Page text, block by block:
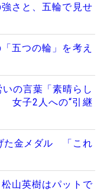
さと、五輪で見せ
五つの輪」を考え
の言葉「素晴らし
女子2人への“引継
た金メダル 「これ
山英樹はパットで